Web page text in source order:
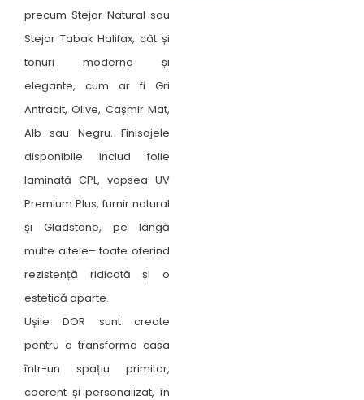
precum Stejar Natural sau
Stejar Tabak Halifax, cât și
tonuri moderne și
elegante, cum ar fi Gri
Antracit, Olive, Cașmir Mat,
Alb sau Negru. Finisajele
disponibile includ folie
laminată CPL, vopsea UV
Premium Plus, furnir natural
și Gladstone, pe lângă
multe altele– toate oferind
rezistență ridicată și o
estetică aparte.
Ușile DOR sunt create
pentru a transforma casa
într-un spațiu primitor,
coerent și personalizat, în